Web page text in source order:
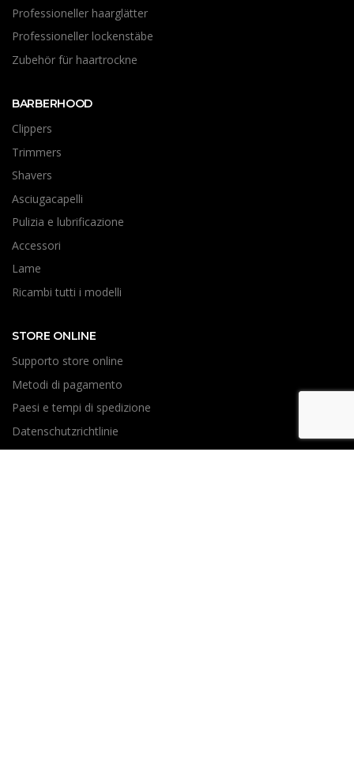
Professioneller haarglätter
Professioneller lockenstäbe
Zubehör für haartrockne
BARBERHOOD
Clippers
Trimmers
Shavers
Asciugacapelli
Pulizia e lubrificazione
Accessori
Lame
Ricambi tutti i modelli
STORE ONLINE
Supporto store online
Metodi di pagamento
Paesi e tempi di spedizione
Datenschutzrichtlinie
Resi e Riparazioni